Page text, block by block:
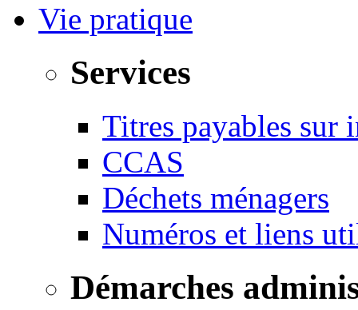
Vie pratique
Services
Titres payables sur
CCAS
Déchets ménagers
Numéros et liens
Démarches